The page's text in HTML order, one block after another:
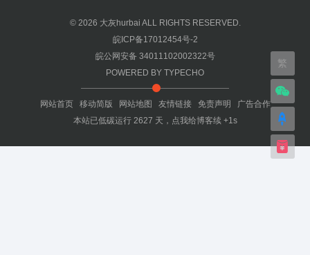
© 2026 大灰hurbai ALL RIGHTS RESERVED.
皖ICP备17012454号-2
皖公网安备 34011102002322号
POWERED BY TYPECHO
网站首页 移动简版 网站地图 友情链接 免责声明
广告合作
本站已低碳运行2627 天， 点我给博客续 +1s
繁